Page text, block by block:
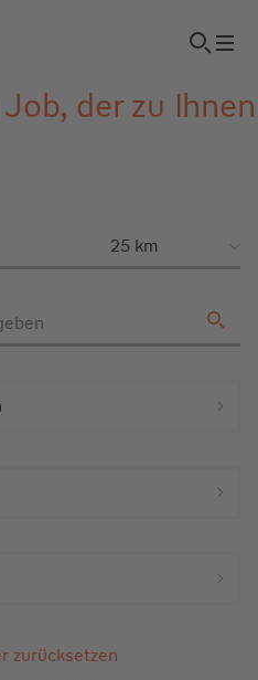
der zu Ihnen
zurücksetzen